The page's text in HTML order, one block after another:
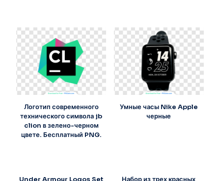
Логотип современного
технического символа jb
clion в зелено-черном
цвете. Бесплатный PNG.
Умные часы Nike Apple
черные
Under Armour Logos Set
Набор из трех красных